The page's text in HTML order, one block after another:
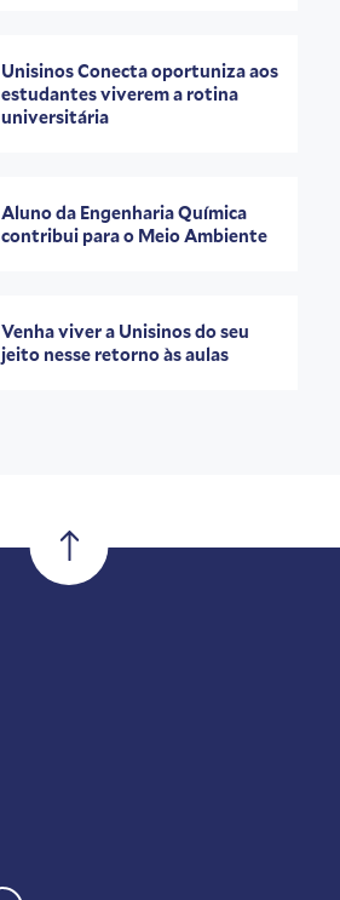
Unisinos Conecta oportuniza aos
estudantes viverem a rotina
universitária
Aluno da Engenharia Química
contribui para o Meio Ambiente
Venha viver a Unisinos do seu
jeito nesse retorno às aulas